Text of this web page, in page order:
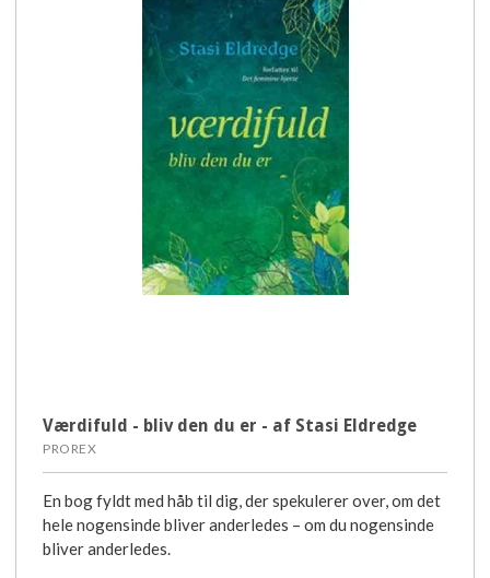
Værdifuld - bliv den du er - af Stasi Eldredge
PROREX
En bog fyldt med håb til dig, der spekulerer over, om det
hele nogensinde bliver anderledes – om du nogensinde
bliver anderledes.